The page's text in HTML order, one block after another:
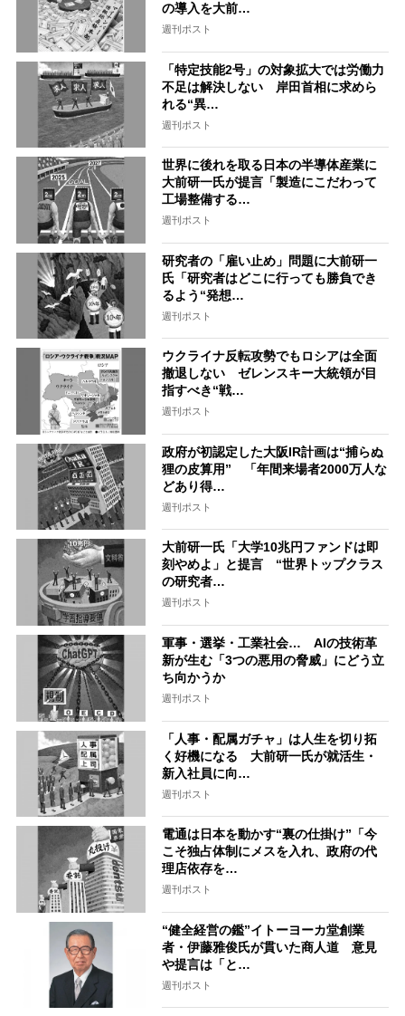
の導入を大前…
週刊ポスト
「特定技能2号」の対象拡大では労働力
不足は解決しない 岸田首相に求めら
れる“異…
週刊ポスト
世界に後れを取る日本の半導体産業に
大前研一氏が提言「製造にこだわって
工場整備する…
週刊ポスト
研究者の「雇い止め」問題に大前研一
氏「研究者はどこに行っても勝負でき
るよう“発想…
週刊ポスト
ウクライナ反転攻勢でもロシアは全面
撤退しない ゼレンスキー大統領が目
指すべき“戦…
週刊ポスト
政府が初認定した大阪IR計画は“捕らぬ
狸の皮算用” 「年間来場者2000万人な
どあり得…
週刊ポスト
大前研一氏「大学10兆円ファンドは即
刻やめよ」と提言 “世界トップクラス
の研究者…
週刊ポスト
軍事・選挙・工業社会… AIの技術革
新が生む「3つの悪用の脅威」にどう立
ち向かうか
週刊ポスト
「人事・配属ガチャ」は人生を切り拓
く好機になる 大前研一氏が就活生・
新入社員に向…
週刊ポスト
電通は日本を動かす“裏の仕掛け”「今
こそ独占体制にメスを入れ、政府の代
理店依存を…
週刊ポスト
“健全経営の鑑”イトーヨーカ堂創業
者・伊藤雅俊氏が貫いた商人道 意見
や提言は「と…
週刊ポスト